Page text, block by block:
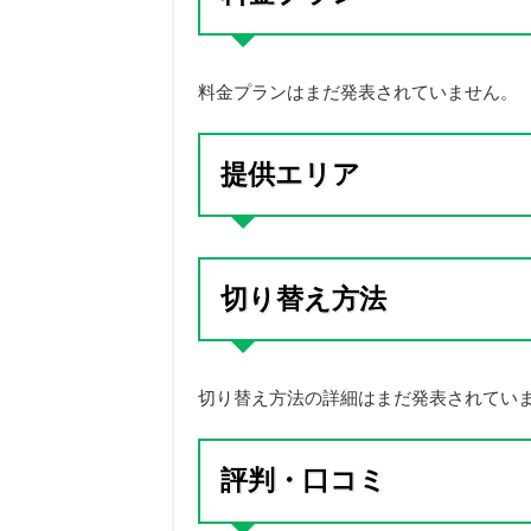
料金プランはまだ発表されていません。
提供エリア
切り替え方法
切り替え方法の詳細はまだ発表されていま
評判・口コミ